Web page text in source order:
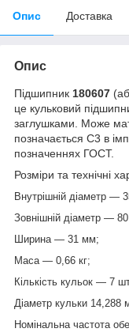
Опис Доставка
Опис
Підшипник 180607
це кульковий
заглушками. Може
позначається С3 в
позначеннях ГОСТ.
Розміри та технічні
Внутрішній діаметр —
Зовнішній діаметр —
Ширина — 31 мм;
Маса — 0,66 кг;
Кількість кульок — 7
Діаметр кульки 14,288
Номінальна частота